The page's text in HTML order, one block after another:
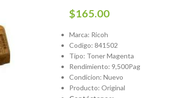
$165.00
Marca: Ricoh
Codigo: 841502
Tipo: Toner Magenta
Rendimiento: 9,500Pag
Condicion: Nuevo
Producto: Original